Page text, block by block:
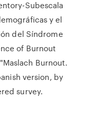
Subescala
y el
del Síndrome
of Burnout
Burnout.
version, by
survey.